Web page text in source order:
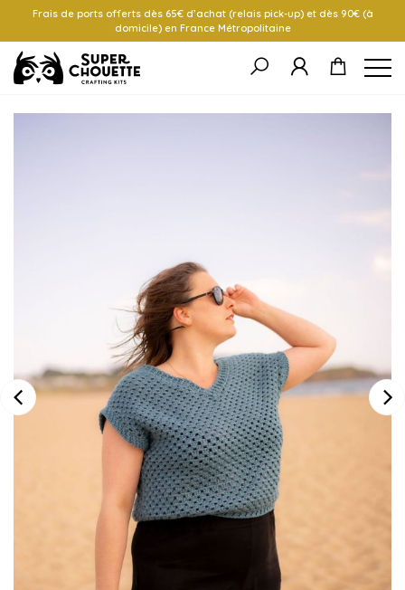
Frais de ports offerts dès 65€ d’achat (relais pick-up) et dès 90€ (à
domicile) en France Métropolitaine